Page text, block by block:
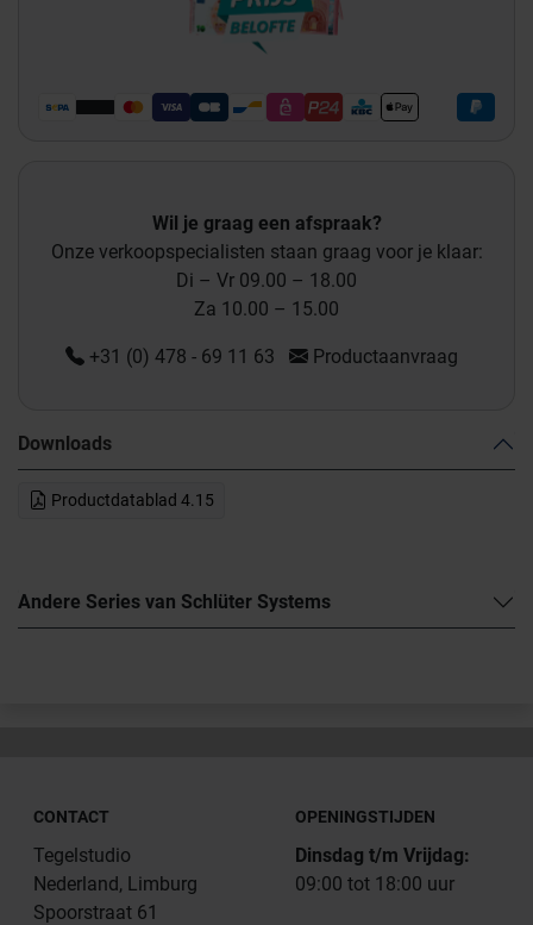
Wil je graag een afspraak?
Onze verkoopspecialisten staan graag voor je klaar:
Di – Vr 09.00 – 18.00
Za 10.00 – 15.00
+31 (0) 478 - 69 11 63 Productaanvraag
Downloads
Productdatablad 4.15
Andere Series van Schlüter Systems
CONTACT
Tegelstudio
Nederland, Limburg
Spoorstraat 61
OPENINGSTIJDEN
Dinsdag t/m Vrijdag:
09:00 tot 18:00 uur